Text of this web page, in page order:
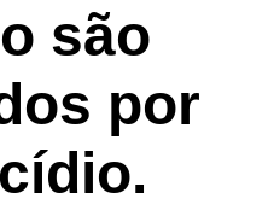
são
por